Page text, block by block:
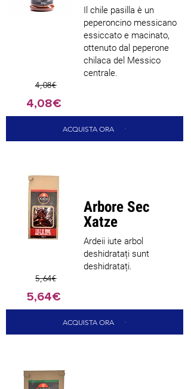
Il chile pasilla è un
peperoncino messicano
essiccato e macinato,
ottenuto dal peperone
chilaca del Messico
centrale.
4,08€
4,08€
ACQUISTA ORA
Arbore Sec
Xatze
Ardeii iute arbol
deshidratați sunt
deshidratați.
5,64€
5,64€
ACQUISTA ORA